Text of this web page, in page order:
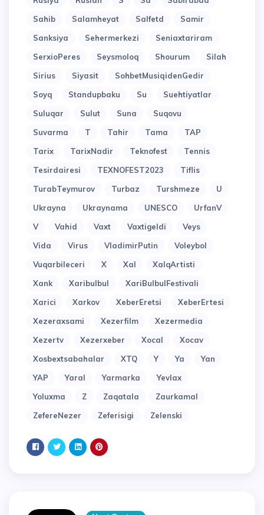
Sahib
Salamheyat Salfetd
Samir
Sanksiya
Sehermerkezi
Seniaxtariram
SerxioPeres
Seysmoloq Shourum
Silah
Sirius
Siyasit
SohbetMusiqidenGedir
Soyq
Standupbaku Su
Suehtiyatlar
Suluqar
Sulut Suna
Suqovu
Suvarma
T Tahir Tama
TAP
Tarix
TarixNadir Teknofest
Tennis
Tesirdairesi
TEXNOFEST2023
Tiflis
TurabTeymurov
Turbaz Turshmeze
U
Ukrayna
Ukraynama UNESCO
UrfanV
V
Vahid Vaxt Vaxtigeldi
Veys
Vida
Virus VladimirPutin
Voleybol
Vuqarbileceri
X Xal
XalqArtisti
Xank
Xaribulbul
XariBulbulFestivali
Xarici
Xarkov XeberEretsi
XeberErtesi
Xezeraxsami
Xezerfilm
Xezermedia
Xezertv
Xezerxeber Xocal
Xocav
Xosbextsabahalar
XTQ Y Ya
Yan
YAP
Yaral Yarmarka
Yevlax
Yoluxma
Z Zaqatala
Zaurkamal
ZefereNezer
Zeferisigi Zelenski